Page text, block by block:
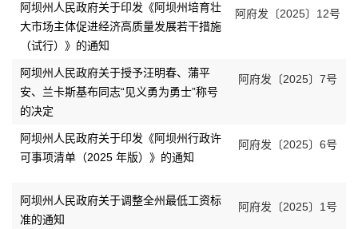
阿坝州人民政府关于印发《阿坝州培育壮
大市场主体促进经济高质量发展若干措施
（试行）》的通知
阿府发〔2025〕12号
阿坝州人民政府关于授予汪明春、蒲平
安、兰卡斯基布同志“见义勇为勇士”称号
的决定
阿府发〔2025〕7号
阿坝州人民政府关于印发《阿坝州行政许
可事项清单（2025 年版）》的通知
阿府发〔2025〕6号
阿坝州人民政府关于调整全州最低工资标
准的通知
阿府发〔2025〕1号